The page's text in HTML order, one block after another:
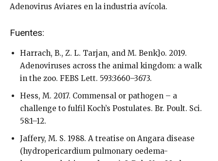
Adenovirus Aviares en la industria avícola.
Fuentes:
Harrach, B., Z. L. Tarjan, and M. Benk}o. 2019.
Adenoviruses across the animal kingdom: a walk
in the zoo. FEBS Lett. 593:3660–3673.
Hess, M. 2017. Commensal or pathogen – a
challenge to fulfil Koch’s Postulates. Br. Poult. Sci.
58:1–12.
Jaffery, M. S. 1988. A treatise on Angara disease
(hydropericardium pulmonary oedema-